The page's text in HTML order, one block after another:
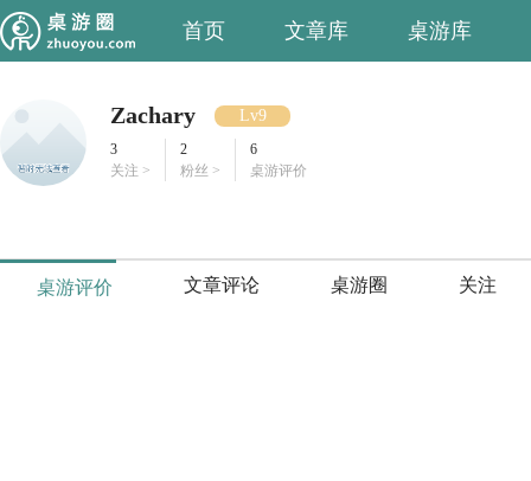
首页 文章库 桌游库
Zachary Lv9
3
关注 >
2
粉丝 >
6
桌游评价
桌游评价 文章评论 桌游圈 关注